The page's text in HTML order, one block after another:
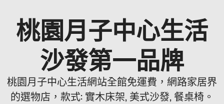
桃園月子中心生活
沙發第一品牌
桃園月子中心生活網站全館免運費，網路家居界
的選物店，款式: 實木床架, 美式沙發, 餐桌椅。